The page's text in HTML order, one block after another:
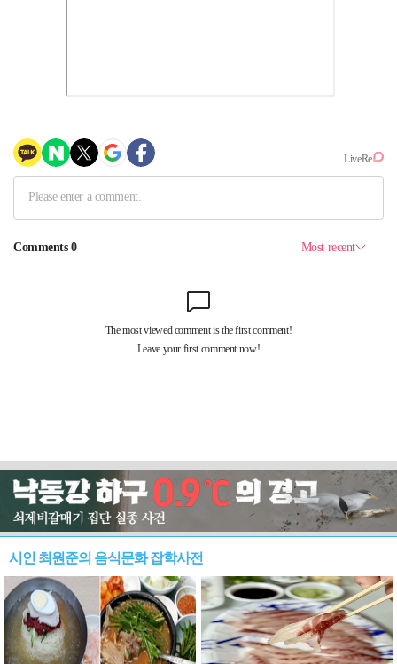
시인 최원준의 음식문화 잡학사전